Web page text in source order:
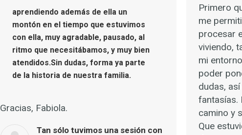
aprendiendo además de ella un
montón en el tiempo que estuvimos
con ella, muy agradable, pausado, al
ritmo que necesitábamos, y muy bien
atendidos.Sin dudas, forma ya parte
de la historia de nuestra familia.
Gracias, Fabiola.
Tan sólo tuvimos una sesión con
Primero
me
procesar
viviendo,
mi
poder
dudas,
fantasías.
camino y
Que